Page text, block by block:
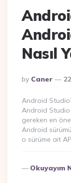
Nasıl
Posted
By
By Caner
Android
Android Studio
gereken en
Android
o sürüme ait
Okuyayım